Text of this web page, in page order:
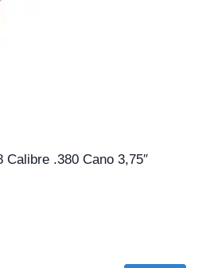
Calibre .380 Cano 3,75″